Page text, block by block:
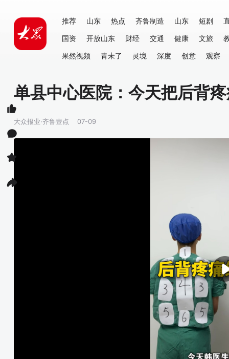
推荐 山东 热点 齐鲁制造 山东 短剧
国资
开放山东 财经 交通 健康 文旅
果然视频
青未了 灵境 深度 创意 观察
单县中心医院：今天把后背
大众报业·齐鲁壹点 07-09